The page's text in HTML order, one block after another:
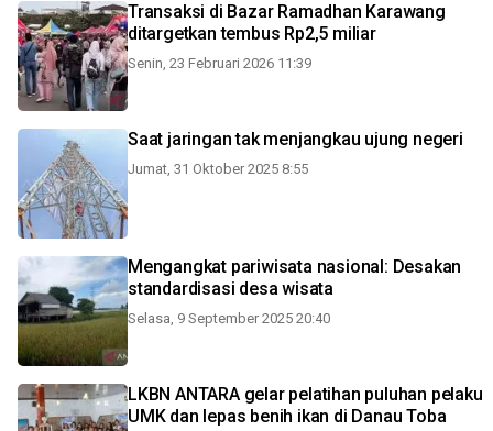
Transaksi di Bazar Ramadhan Karawang
ditargetkan tembus Rp2,5 miliar
Senin, 23 Februari 2026 11:39
Saat jaringan tak menjangkau ujung negeri
Jumat, 31 Oktober 2025 8:55
Mengangkat pariwisata nasional: Desakan
standardisasi desa wisata
Selasa, 9 September 2025 20:40
LKBN ANTARA gelar pelatihan puluhan pelaku
UMK dan lepas benih ikan di Danau Toba